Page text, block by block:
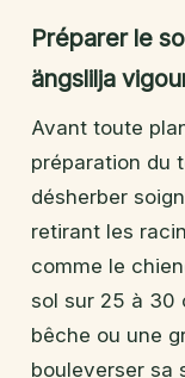
Préparer le
ängslilja
Avant toute
préparation du
désherber
retirant les
comme le
sol sur 25 à 30
bêche ou une
bouleverser sa